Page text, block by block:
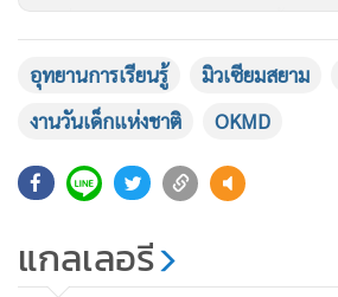
อายุไม่เกิน 14 ปี พร้อมผู้ปกครอง 1 ท่าน
เสียค่าใช้จ่าย
สนามไชย ซึ่งร่วมกับ OKMD จัดกิจกรรม
Think Good | Play Well | Grow
อุทยานการเรียนรู้ มิวเซียมสยาม
งานวันเด็กแห่งชาติ
OKMD
แกลเลอรี